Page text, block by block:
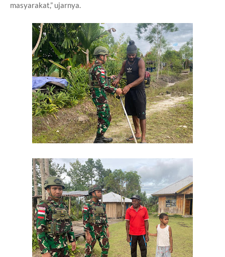
masyarakat,” ujarnya.